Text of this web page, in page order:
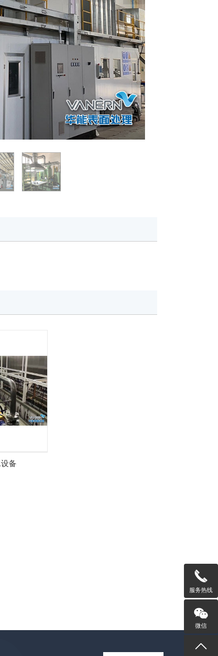
备
服务热线
微信